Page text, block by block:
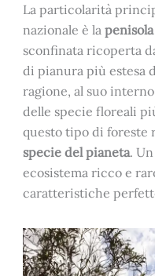
La particolarità
nazionale è la
sconfinata ricoperta
di pianura più estesa
ragione, al suo
delle specie floreali
questo tipo di foreste
specie del pianeta.
ecosistema ricco e
caratteristiche